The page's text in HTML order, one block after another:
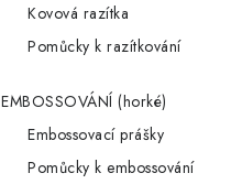
Kovová razítka
Pomůcky k razítkování
EMBOSSOVÁNÍ (horké)
Embossovací prášky
Pomůcky k embossování